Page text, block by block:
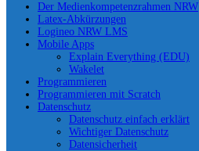
Der Medienkompetenzrahmen NRW
Latex-Abkürzungen
Logineo NRW LMS
Mobile Apps
Explain Everything (EDU)
Wakelet
Programmieren
Programmieren mit Scratch
Datenschutz
Datenschutz einfach erklärt
Wichtiger Datenschutz
Datensicherheit